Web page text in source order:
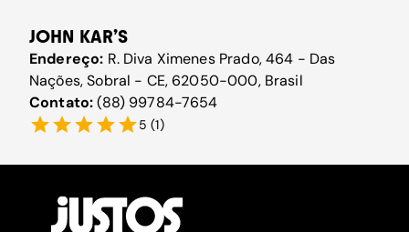
JOHN KAR’S
Endereço: R. Diva Ximenes Prado, 464 - Das
Nações, Sobral - CE, 62050-000, Brasil
Contato:(88) 99784-7654
5 (1)